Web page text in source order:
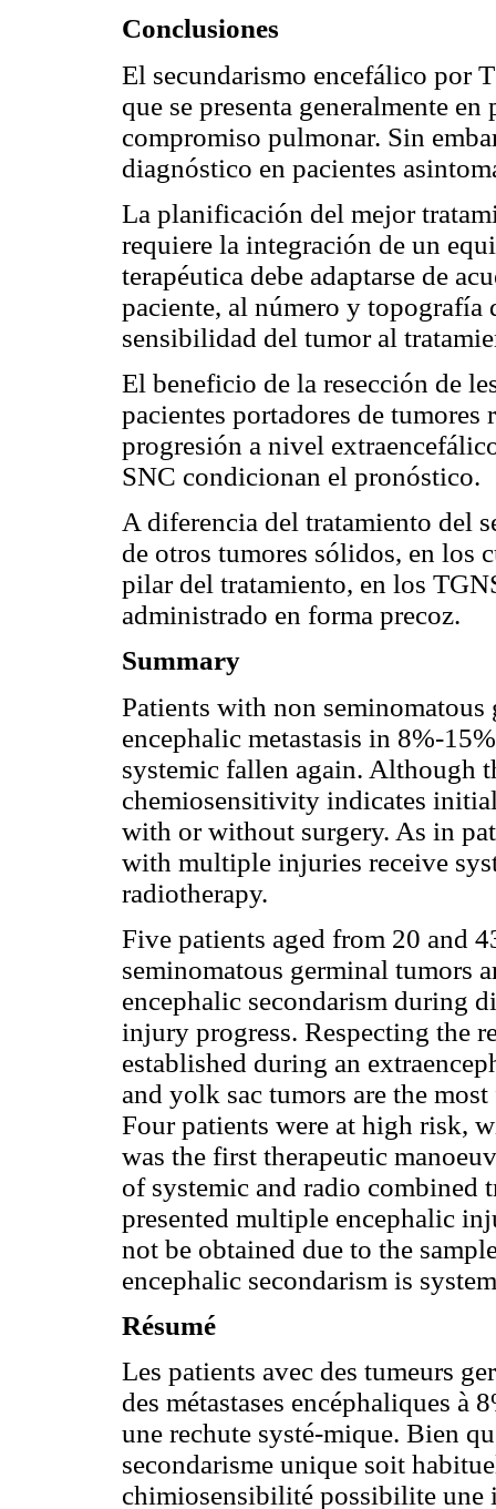
Conclusiones
El secundarismo encefálico por
que se presenta generalmente
compromiso pulmonar. Sin
diagnóstico en pacientes
La planificación del mejor
requiere la integración de un
terapéutica debe adaptarse de
paciente, al número y topografía
sensibilidad del tumor al
El beneficio de la resección de
pacientes portadores de
progresión a nivel
SNC condicionan el pronóstico.
A diferencia del tratamiento del
de otros tumores sólidos, en los
pilar del tratamiento, en los
administrado en forma precoz.
Summary
Patients with non
encephalic metastasis in 8%-
systemic fallen again. Although
chemiosensitivity indicates
with or without surgery. As in
with multiple injuries receive
radiotherapy.
Five patients aged from 20 and
seminomatous germinal tumors
encephalic secondarism during
injury progress. Respecting the
established during an
and yolk sac tumors are the
Four patients were at high risk,
was the first therapeutic
of systemic and radio combined
presented multiple encephalic
not be obtained due to the
encephalic secondarism is
Résumé
Les patients avec des tumeurs
des métastases encéphaliques à
une rechute systé-mique. Bien
secondarisme unique soit
chimiosensibilité possibilite